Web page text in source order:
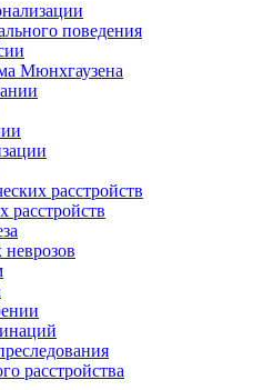
поведения
Мюнхгаузена
расстройств
расстройств
неврозов
расстройства